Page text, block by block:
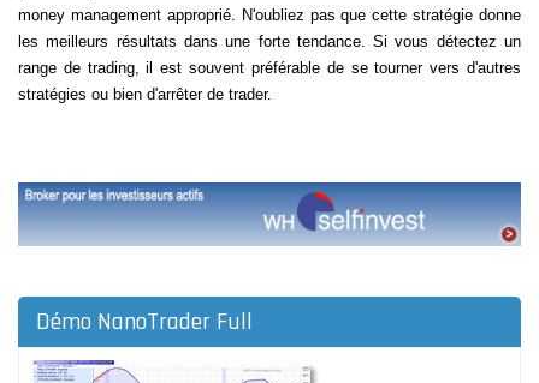
money management approprié. N'oubliez pas que cette stratégie donne
les meilleurs résultats dans une forte tendance. Si vous détectez un
range de trading, il est souvent préférable de se tourner vers d'autres
stratégies ou bien d'arrêter de trader.
Démo NanoTrader Full